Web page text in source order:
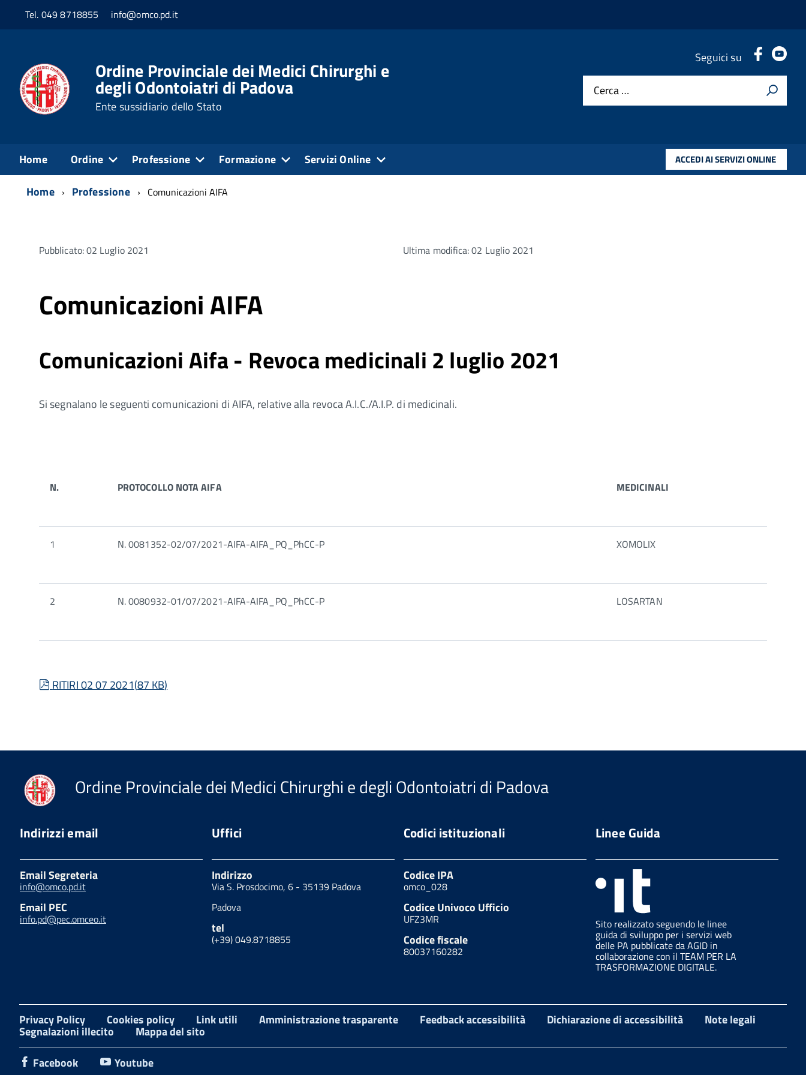
Tel. 049 8718855 info@omco.pd.it
Ordine Provinciale dei Medici Chirurghi e
degli Odontoiatri di Padova
Ente sussidiario dello Stato
Seguici su . .
Cerca …
Home Ordine Professione Formazione Servizi Online ACCEDI AI SERVIZI ONLINE
Home Professione Comunicazioni AIFA
Pubblicato: 02 Luglio 2021 Ultima modifica: 02 Luglio 2021
Comunicazioni AIFA
Comunicazioni Aifa - Revoca medicinali 2 luglio 2021
Si segnalano le seguenti comunicazioni di AIFA, relative alla revoca A.I.C./A.I.P. di medicinali.
N. PROTOCOLLO NOTA AIFA MEDICINALI
1 N. 0081352-02/07/2021-AIFA-AIFA_PQ_PhCC-P XOMOLIX
2 N. 0080932-01/07/2021-AIFA-AIFA_PQ_PhCC-P LOSARTAN
pdf
RITIRI 02 07 2021(87 KB)
Ordine Provinciale dei Medici Chirurghi e degli Odontoiatri di Padova
Indirizzi email
Email Segreteria
info@omco.pd.it
Email PEC
info.pd@pec.omceo.it
Uffici
Indirizzo
Via S. Prosdocimo, 6 - 35139 Padova
Padova
tel
(+39) 049.8718855
Codici istituzionali
Codice IPA
omco_028
Codice Univoco Ufficio
UFZ3MR
Codice fiscale
80037160282
Linee Guida
Sito realizzato seguendo le linee
guida di sviluppo per i servizi web
delle PA pubblicate da AGID in
collaborazione con il TEAM PER LA
TRASFORMAZIONE DIGITALE.
Privacy Policy Cookies policy Link utili Amministrazione trasparente Feedback accessibilità Dichiarazione di accessibilità Note legali
Segnalazioni illecito
Mappa del sito
Facebook
Youtube